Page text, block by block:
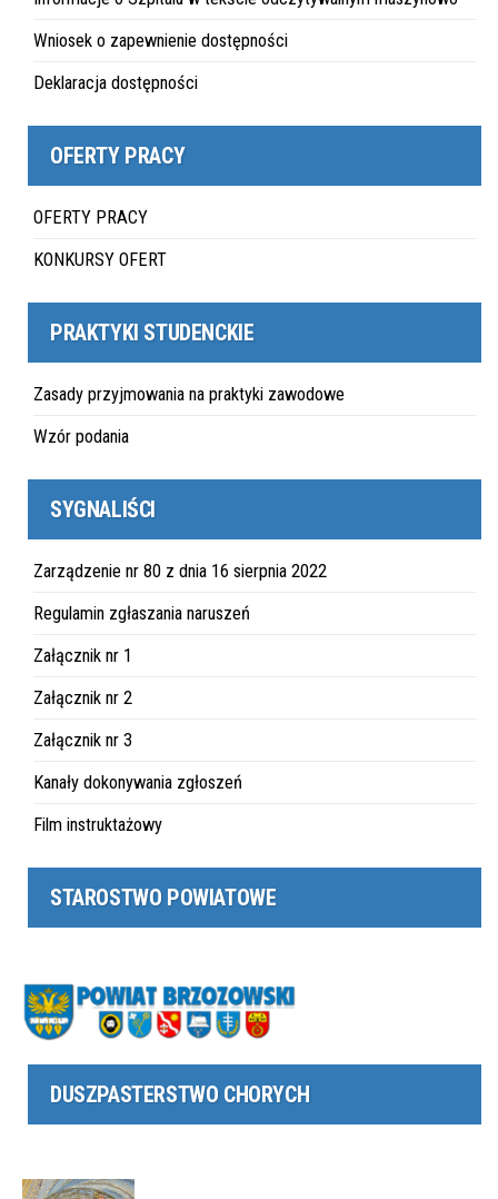
Wniosek o zapewnienie dostępności
Deklaracja dostępności
OFERTY PRACY
OFERTY PRACY
KONKURSY OFERT
PRAKTYKI STUDENCKIE
Zasady przyjmowania na praktyki zawodowe
Wzór podania
SYGNALIŚCI
Zarządzenie nr 80 z dnia 16 sierpnia 2022
Regulamin zgłaszania naruszeń
Załącznik nr 1
Załącznik nr 2
Załącznik nr 3
Kanały dokonywania zgłoszeń
Film instruktażowy
STAROSTWO POWIATOWE
DUSZPASTERSTWO CHORYCH